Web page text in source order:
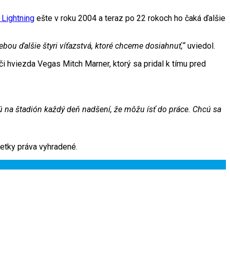
Lightning ešte v roku 2004 a teraz po 22 rokoch ho čaká ďalšie
ďalšie štyri víťazstvá, ktoré chceme dosiahnuť,“ uviedol.
hviezda Vegas Mitch Marner, ktorý sa pridal k tímu pred
štadión každý deň nadšení, že môžu ísť do práce. Chcú sa
práva vyhradené.